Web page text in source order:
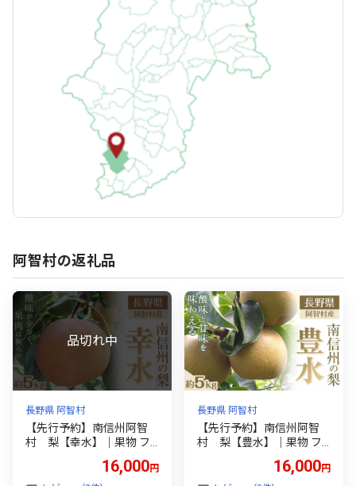
阿智村の返礼品
長野県 阿智村
【先行予約】南信州阿智
村 梨【幸水】｜果物 フ
ルーツ 期間限定 数量限定
16,000円
長野県 阿智村
【先行予約】南信州阿智
村 梨【豊水】｜果物 フ
ルーツ 期間限定 数量限定
16,000円